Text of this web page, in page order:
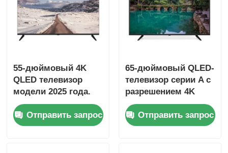
Экскурсия по фабрике
Свяжитесь с нами
Новости
55-дюймовый 4K
QLED телевизор
модели 2025 года.
Смарт-телевизор
серии F3
Отправить запрос
65-дюймовый QLED-
телевизор серии A с
разрешением 4K
QLED, умный,
модель 2025 года,
особенности
Отправить запрос